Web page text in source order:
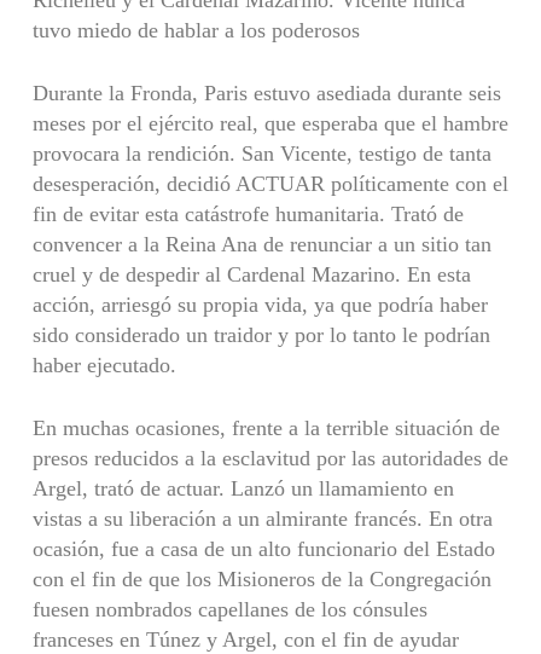
tuvo miedo de hablar a los poderosos
Durante la Fronda, Paris estuvo asediada durante seis
meses por el ejército real, que esperaba que el hambre
provocara la rendición. San Vicente, testigo de tanta
desesperación, decidió ACTUAR políticamente con el
fin de evitar esta catástrofe humanitaria. Trató de
convencer a la Reina Ana de renunciar a un sitio tan
cruel y de despedir al Cardenal Mazarino. En esta
acción, arriesgó su propia vida, ya que podría haber
sido considerado un traidor y por lo tanto le podrían
haber ejecutado.
En muchas ocasiones, frente a la terrible situación de
presos reducidos a la esclavitud por las autoridades de
Argel, trató de actuar. Lanzó un llamamiento en
vistas a su liberación a un almirante francés. En otra
ocasión, fue a casa de un alto funcionario del Estado
con el fin de que los Misioneros de la Congregación
fuesen nombrados capellanes de los cónsules
franceses en Túnez y Argel, con el fin de ayudar